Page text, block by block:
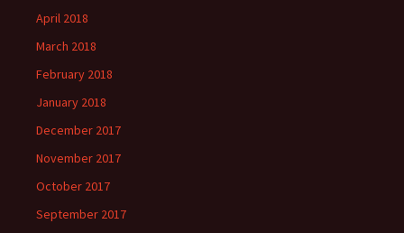
April 2018
March 2018
February 2018
January 2018
December 2017
November 2017
October 2017
September 2017